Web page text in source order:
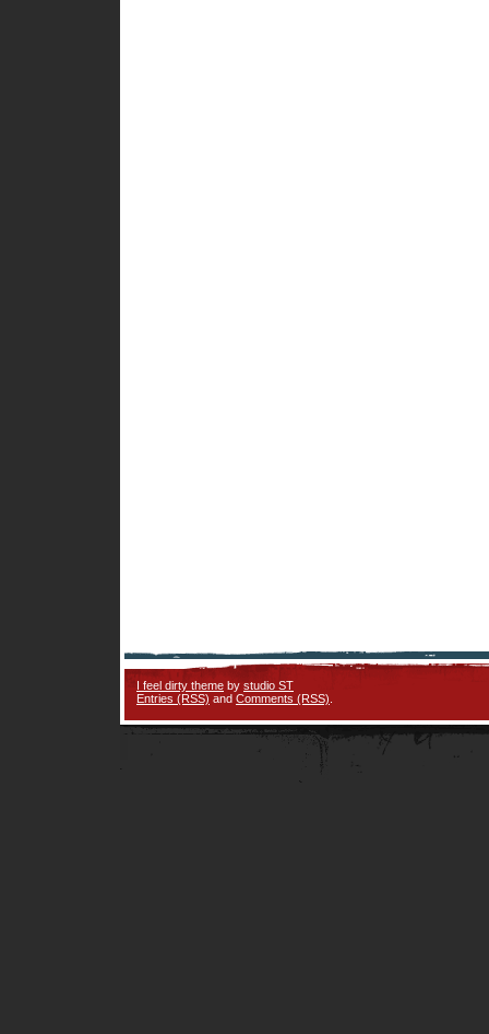
I feel dirty theme by studio ST
Entries (RSS) and Comments (RSS)